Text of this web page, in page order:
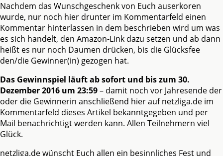
Nachdem das Wunschgeschenk von Euch auserkoren
wurde, nur noch hier drunter im Kommentarfeld einen
Kommentar hinterlassen in dem beschrieben wird um was
es sich handelt, den Amazon-Link dazu setzen und ab dann
heißt es nur noch Daumen drücken, bis die Glücksfee
den/die Gewinner(in) gezogen hat.
Das Gewinnspiel läuft ab sofort und bis zum 30.
Dezember 2016 um 23:59– damit noch vor Jahresende der
oder die Gewinnerin anschließend hier auf netzliga.de im
Kommentarfeld dieses Artikel bekanntgegeben und per
Mail benachrichtigt werden kann. Allen Teilnehmern viel
Glück.
netzliga.de wünscht Euch allen ein besinnliches Fest und